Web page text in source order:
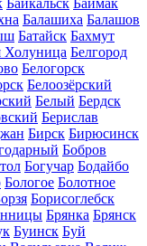
Байкальск Баймак
Балашиха Балашов
Батайск Бахмут
Холуница Белгород
Белогорск
Белоозёрский
Белый Бердск
Берислав
Бирск Бирюсинск
Бобров
Богучар Бодайбо
Бологое Болотное
Борисоглебск
Брянка Брянск
Буинск Буй